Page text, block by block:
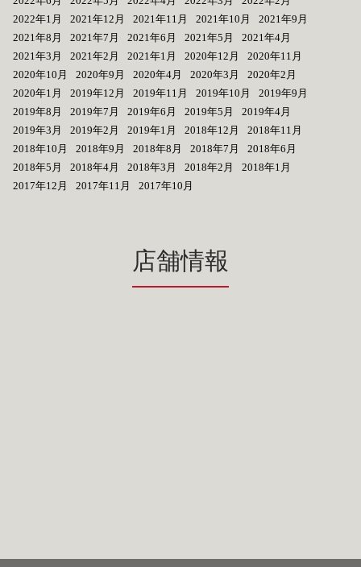
2022年1月
2021年12月 2021年11月 2021年10月
2021年9月
2021年8月
2021年7月 2021年6月 2021年5月
2021年4月
2021年3月
2021年2月 2021年1月 2020年12月
2020年11月
2020年10月
2020年9月 2020年4月 2020年3月
2020年2月
2020年1月
2019年12月 2019年11月 2019年10月
2019年9月
2019年8月
2019年7月 2019年6月 2019年5月
2019年4月
2019年3月
2019年2月 2019年1月 2018年12月
2018年11月
2018年10月
2018年9月 2018年8月 2018年7月
2018年6月
2018年5月
2018年4月 2018年3月 2018年2月
2018年1月
2017年12月
2017年11月 2017年10月
店舗情報